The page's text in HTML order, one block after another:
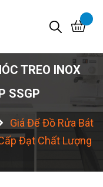
TREO INOX
SSGP
Giá Để Đồ Rửa Bát
Đạt Chất Lượng